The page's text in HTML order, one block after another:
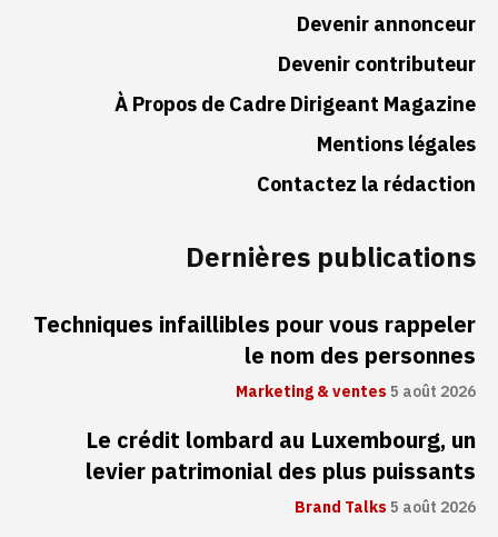
Devenir annonceur
Devenir contributeur
À Propos de Cadre Dirigeant Magazine
Mentions légales
Contactez la rédaction
Dernières publications
Techniques infaillibles pour vous rappeler
le nom des personnes
Marketing & ventes5 août 2026
Le crédit lombard au Luxembourg, un
levier patrimonial des plus puissants
Brand Talks5 août 2026